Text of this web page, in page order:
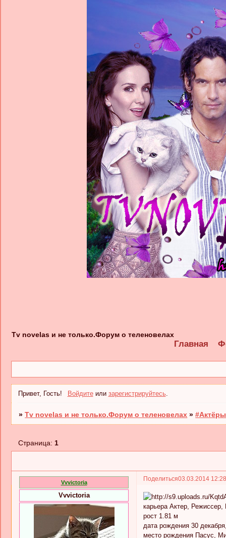
Tv novelas и не только.Форум о теленовелах
Главная
Привет, Гость! Войдитеили зарегистрируйтесь.
»Tv novelas и не только.Форум о теленовелах »
Страница:1
Поделиться03.03.2014
Vvvictoria
Vvvictoria
карьера Актер,
рост 1.81 м
дата рождения 30
место рождения Пасус,